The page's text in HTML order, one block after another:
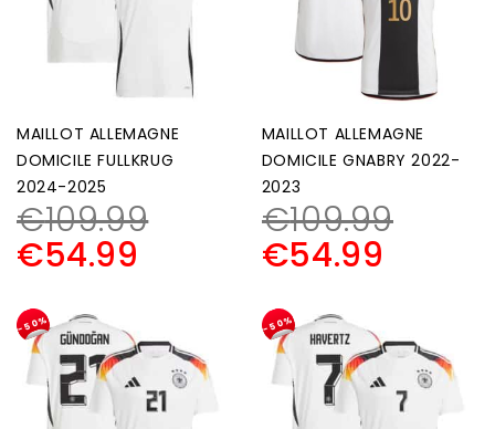
MAILLOT ALLEMAGNE
DOMICILE FULLKRUG
2024-2025
€109.99
€54.99
MAILLOT ALLEMAGNE
DOMICILE GNABRY 2022-
2023
€109.99
€54.99
-50% -50%